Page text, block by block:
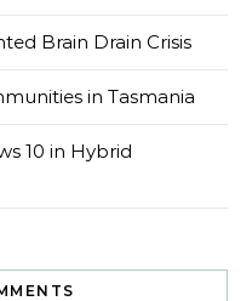
Brain Drain Crisis
in Tasmania
10 in Hybrid